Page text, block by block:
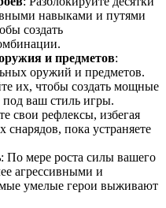
навыками и путями
создать
и предметов:
оружий и предметов.
их, чтобы создать мощные
ваш стиль игры.
свои рефлексы, избегая
снарядов, пока устраняете
: По мере роста силы вашего
агрессивными и
умелые герои выживают